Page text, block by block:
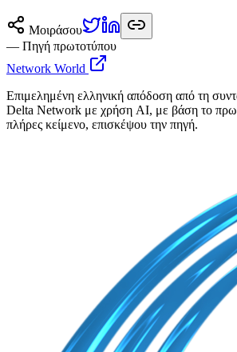
Μοιράσου
— Πηγή πρωτοτύπου
Network World
Επιμελημένη ελληνική απόδοση από τη
Delta Network με χρήση AI, με βάση το
πλήρες κείμενο, επισκέψου την πηγή.